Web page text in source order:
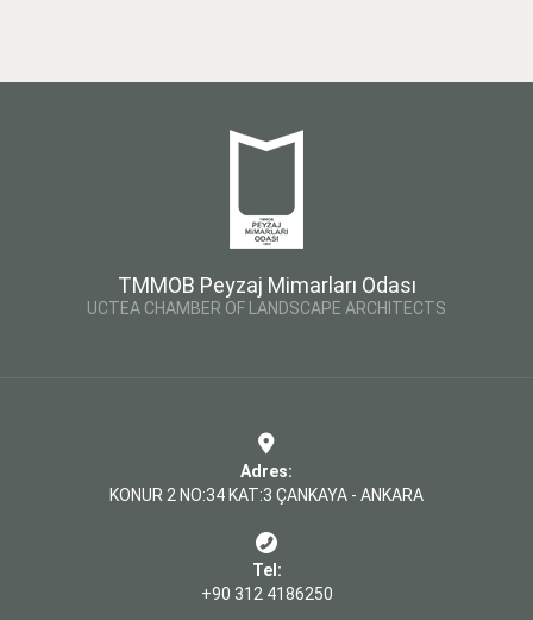
TMMOB Peyzaj Mimarları Odası
UCTEA CHAMBER OF LANDSCAPE ARCHITECTS
Adres:
KONUR 2 NO:34 KAT:3 ÇANKAYA - ANKARA
Tel:
+90 312 4186250